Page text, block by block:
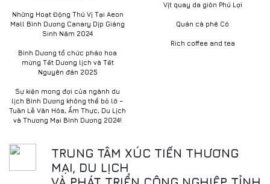
Những Hoạt Động Thú Vị Tại Aeon
Mall Bình Dương Canary Dịp Giáng
Sinh Năm 2024
Bình Dương tổ chức pháo hoa
mừng Tết Dương lịch và Tết
Nguyên đán 2025
Sự kiện mong đợi của ngành du
lịch Bình Dương không thể bỏ lỡ –
Tuần Lễ Văn Hóa, Ẩm Thực, Du Lịch
và Thương Mại Bình Dương 2024!
Vịt quay da giòn Phú Lợi
Quán cà phê Có
Rich coffee and tea
TRUNG TÂM XÚC TIẾN THƯƠNG
MẠI, DU LỊCH